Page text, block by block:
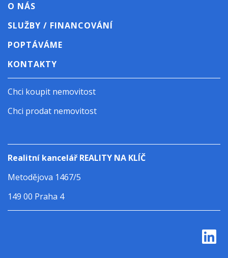
O NÁS
SLUŽBY / FINANCOVÁNÍ
POPTÁVÁME
KONTAKTY
Chci koupit nemovitost
Chci prodat nemovitost
Realitní kancelář REALITY NA KLÍČ
Metodějova 1467/5
149 00 Praha 4